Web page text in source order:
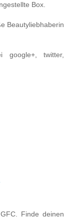
Box.
Beautyliebhaberin
google+, twitter,
Finde deinen